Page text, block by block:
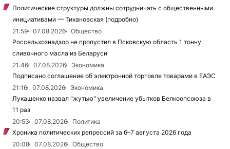
Политические структуры должны сотрудничать с общественными
инициативами — Тихановская (подробно)
21:59
07.08.2026
Общество
Россельхознадзор не пропустил в Псковскую область 1 тонну
сливочного масла из Беларуси
21:46
07.08.2026
Экономика
Подписано соглашение об электронной торговле товарами в ЕАЭС
21:16
07.08.2026
Экономика
Лукашенко назвал "жутью" увеличение убытков Белкоопсоюза в
11 раз
20:53
07.08.2026
Политика
Хроника политических репрессий за 6–7 августа 2026 года
20:08
07.08.2026
Общество